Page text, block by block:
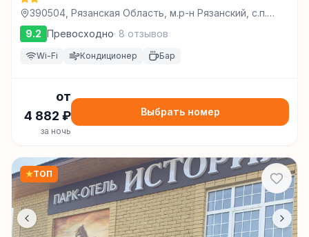
390504, Рязанская Область, м.р-н Рязанский, с.п.
Семеновское, д Секиотово, тер. Автодром Атрон,
зд. 4, Рязань
9.2 Превосходно· 8 отзывов
Wi-Fi Кондиционер Бар
от
4 882 ₽
за ночь
Выбрать номер
★ТОП